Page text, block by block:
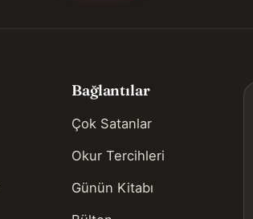
Bağlantılar
Çok Satanlar
Okur Tercihleri
Günün Kitabı